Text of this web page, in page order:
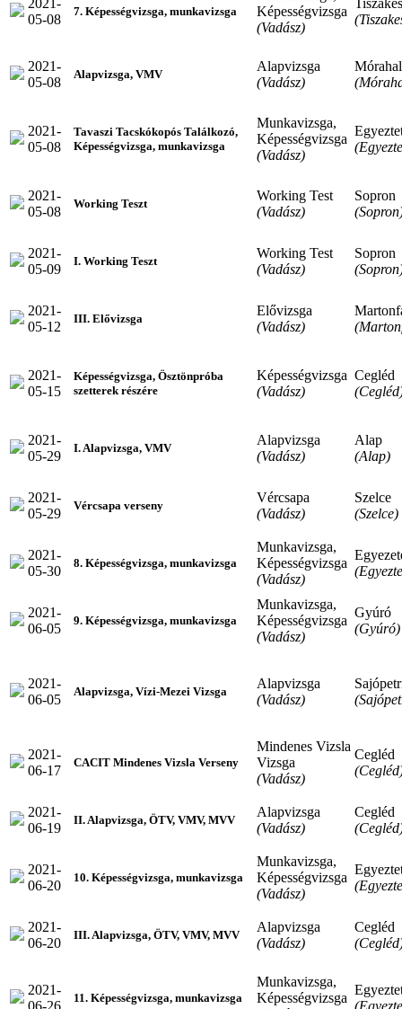
05-08
7. Képességvizsga, munkavizsga
Képességvizsga
(Vadász)
2021-
05-08
Alapvizsga, VMV
Alapvizsga
(Vadász)
2021-
05-08
Tavaszi Tacskókopós Találkozó,
Képességvizsga, munkavizsga
Munkavizsga,
Képességvizsga
(Vadász)
2021-
05-08
Working Teszt
Working Test
(Vadász)
Sopron
2021-
05-09
I. Working Teszt
Working Test
(Vadász)
Sopron
2021-
05-12
III. Elővizsga
Elővizsga
(Vadász)
2021-
05-15
Képességvizsga, Ösztönpróba
szetterek részére
Képességvizsga
(Vadász)
Cegléd
2021-
05-29
I. Alapvizsga, VMV
Alapvizsga
(Vadász)
Alap
(Alap)
2021-
05-29
Vércsapa verseny
Vércsapa
(Vadász)
Szelce
(Szelce)
2021-
05-30
8. Képességvizsga, munkavizsga
Munkavizsga,
Képességvizsga
(Vadász)
2021-
06-05
9. Képességvizsga, munkavizsga
Munkavizsga,
Képességvizsga
(Vadász)
Gyúró
(Gyúró)
2021-
06-05
Alapvizsga, Vízi-Mezei Vizsga
Alapvizsga
(Vadász)
2021-
06-17
CACIT Mindenes Vizsla Verseny
Mindenes Vizsla
Vizsga
(Vadász)
Cegléd
2021-
06-19
II. Alapvizsga, ÖTV, VMV, MVV
Alapvizsga
(Vadász)
Cegléd
2021-
06-20
10. Képességvizsga, munkavizsga
Munkavizsga,
Képességvizsga
(Vadász)
2021-
06-20
III. Alapvizsga, ÖTV, VMV, MVV
Alapvizsga
(Vadász)
Cegléd
2021-
06-26
11. Képességvizsga, munkavizsga
Munkavizsga,
Képességvizsga